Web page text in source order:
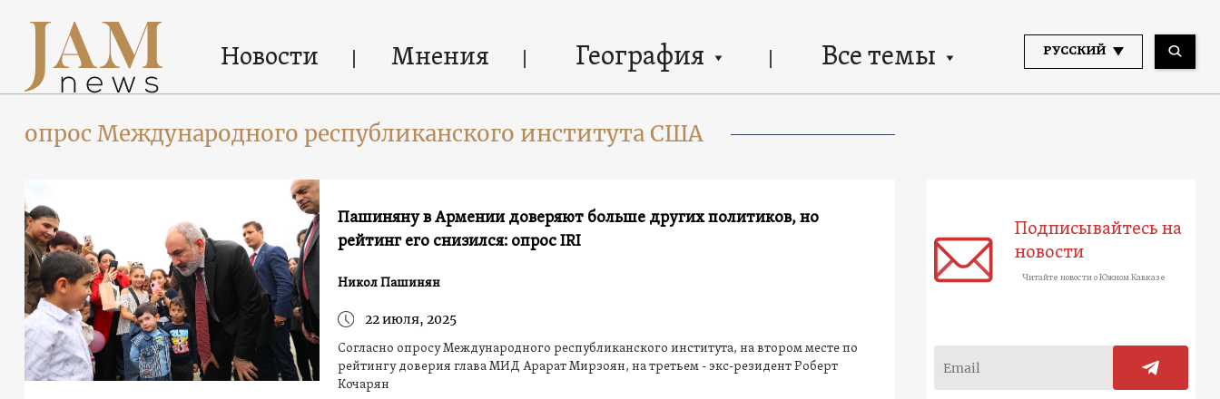
Новости Мнения География Все темы РУССКИЙ
опрос Международного республиканского института США
Пашиняну в Армении доверяют больше других политиков, но
рейтинг его снизился: опрос IRI
Никол Пашинян
22 июля, 2025
Согласно опросу Международного республиканского института, на втором месте по
рейтингу доверия глава МИД Арарат Мирзоян, на третьем - экс-резидент Роберт
Кочарян
Подписывайтесь на
новости
Читайте новости о Южном Кавказе